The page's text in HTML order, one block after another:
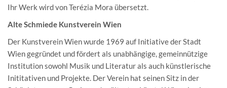
Ihr Werk wird von Terézia Mora übersetzt.
Alte Schmiede Kunstverein Wien
Der Kunstverein Wien wurde 1969 auf Initiative der Stadt
Wien gegründet und fördert als unabhängige, gemeinnützige
Institution sowohl Musik und Literatur als auch künstlerische
Inititativen und Projekte. Der Verein hat seinen Sitz in der